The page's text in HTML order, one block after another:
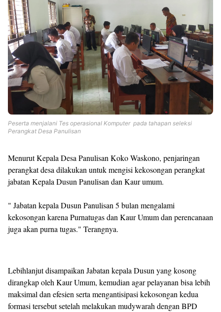
Peserta menjalani Tes operasional Komputer pada tahapan seleksi
Perangkat Desa Panulisan
Menurut Kepala Desa Panulisan Koko Waskono, penjaringan
perangkat desa dilakukan untuk mengisi kekosongan perangkat
jabatan Kepala Dusun Panulisan dan Kaur umum.
" Jabatan kepala Dusun Panulisan 5 bulan mengalami
kekosongan karena Purnatugas dan Kaur Umum dan perencanaan
juga akan purna tugas." Terangnya.
Lebihlanjut disampaikan Jabatan kepala Dusun yang kosong
dirangkap oleh Kaur Umum, kemudian agar pelayanan bisa lebih
maksimal dan efesien serta mengantisipasi kekosongan kedua
formasi tersebut setelah melakukan mudywarah dengan BPD